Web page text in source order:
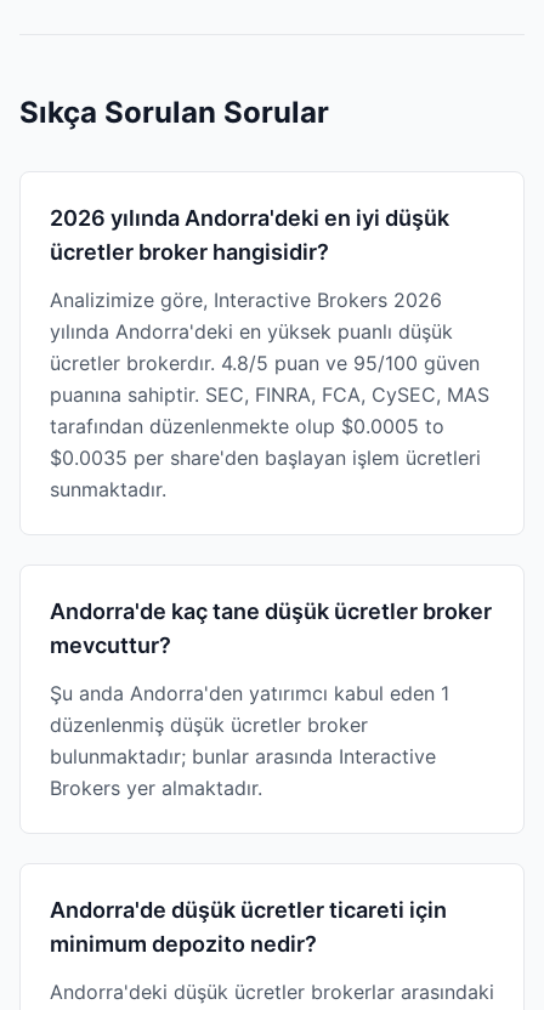
Sıkça Sorulan Sorular
2026 yılında Andorra'deki en iyi düşük
ücretler broker hangisidir?
Analizimize göre, Interactive Brokers 2026
yılında Andorra'deki en yüksek puanlı düşük
ücretler brokerdır. 4.8/5 puan ve 95/100 güven
puanına sahiptir. SEC, FINRA, FCA, CySEC, MAS
tarafından düzenlenmekte olup $0.0005 to
$0.0035 per share'den başlayan işlem ücretleri
sunmaktadır.
Andorra'de kaç tane düşük ücretler broker
mevcuttur?
Şu anda Andorra'den yatırımcı kabul eden 1
düzenlenmiş düşük ücretler broker
bulunmaktadır; bunlar arasında Interactive
Brokers yer almaktadır.
Andorra'de düşük ücretler ticareti için
minimum depozito nedir?
Andorra'deki düşük ücretler brokerlar arasındaki